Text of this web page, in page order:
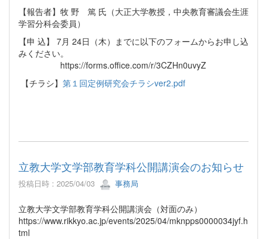
【報告者】牧 野 篤 ⽒（⼤正⼤学教授，中央教育審議会⽣涯
学習分科会委員）
【申 込】 7⽉ 24⽇（⽊）までに以下のフォームからお申し込
みください。
https://forms.oﬃce.com/r/3CZHn0uvyZ
【チラシ】 第１回定例研究会チラシver2.pdf
立教大学文学部教育学科公開講演会のお知らせ
投稿日時 : 2025/04/03 事務局
立教大学文学部教育学科公開講演会（対面のみ）
https://www.rikkyo.ac.jp/events/2025/04/mknpps0000034jyf.h
tml